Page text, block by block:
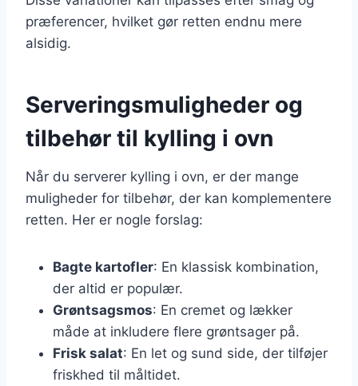
præferencer, hvilket gør retten endnu mere
alsidig.
Serveringsmuligheder og
tilbehør til kylling i ovn
Når du serverer kylling i ovn, er der mange
muligheder for tilbehør, der kan komplementere
retten. Her er nogle forslag:
Bagte kartofler: En klassisk kombination,
der altid er populær.
Grøntsagsmos: En cremet og lækker
måde at inkludere flere grøntsager på.
Frisk salat: En let og sund side, der tilføjer
friskhed til måltidet.